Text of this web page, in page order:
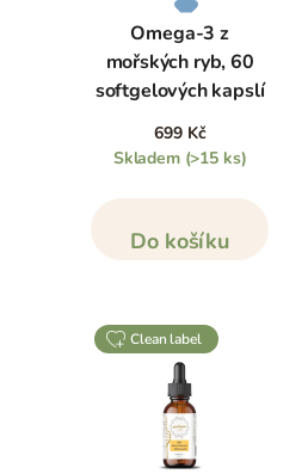
Omega-3 z
mořských ryb, 60
softgelových kapslí
699 Kč
Skladem (>15 ks)
Do košíku
clean label